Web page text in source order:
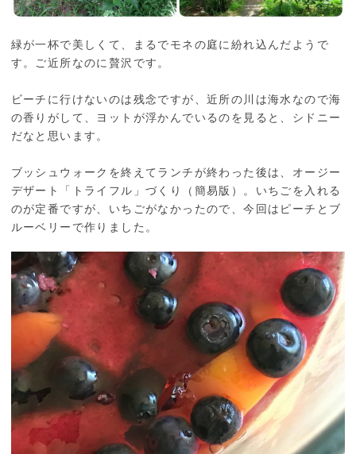
緑が一杯で美しくて、まるでモネの庭に紛れ込んだようで
す。ご近所なのに贅沢です。
ビーチに行けないのは残念ですが、近所の川は海水なので海
の香りがして、ヨットが浮かんでいるのを見ると、シドニー
だなと思います。
ブッシュウォークを終えてランチが終わった後は、オージー
デザート「トライフル」づくり（簡易版）。いちごを入れる
のが定番ですが、いちごがなかったので、今回はピーチとブ
ルーベリーで作りました。